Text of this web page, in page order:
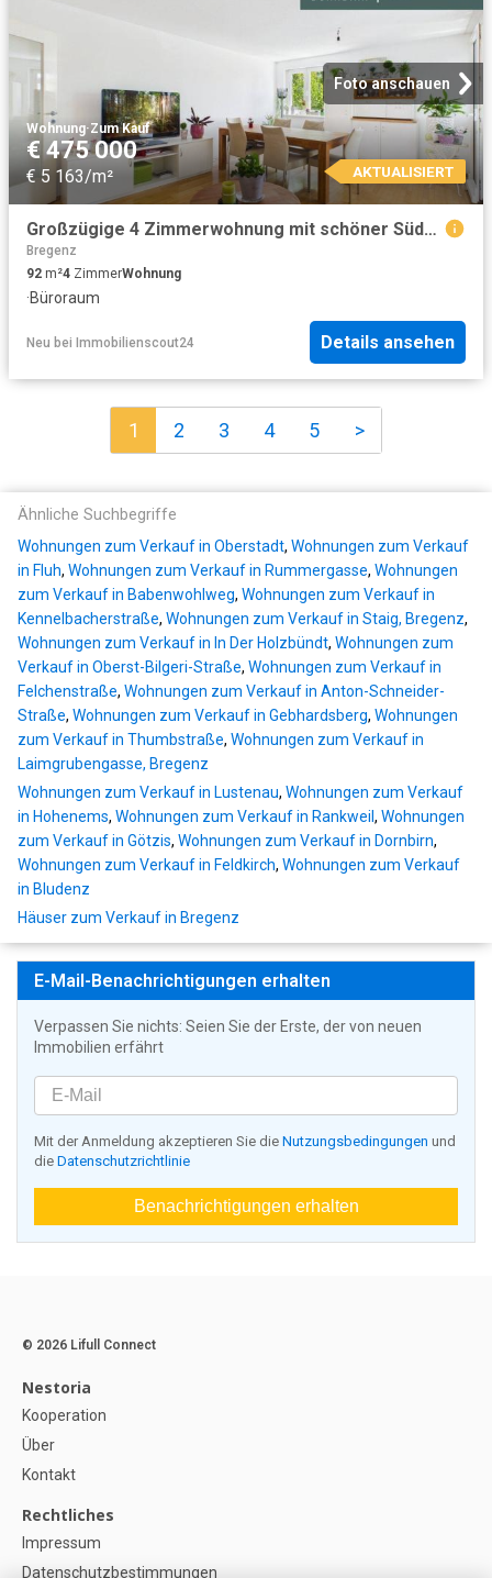
Foto anschauen
Wohnung·Zum Kauf
€ 475 000
€ 5 163/m² AKTUALISIERT
Großzügige 4 Zimmerwohnung mit schöner Südwest Loggia in Bregenz
Bregenz
92 m²4 ZimmerWohnung
·Büroraum
Neu bei Immobilienscout24 Details ansehen
1 2 3 4 5 >
Ähnliche Suchbegriffe
Wohnungen zum Verkauf in Oberstadt, Wohnungen zum Verkauf
in Fluh, Wohnungen zum Verkauf in Rummergasse, Wohnungen
zum Verkauf in Babenwohlweg, Wohnungen zum Verkauf in
Kennelbacherstraße, Wohnungen zum Verkauf in Staig, Bregenz,
Wohnungen zum Verkauf in In Der Holzbündt, Wohnungen zum
Verkauf in Oberst-Bilgeri-Straße, Wohnungen zum Verkauf in
Felchenstraße, Wohnungen zum Verkauf in Anton-Schneider-
Straße, Wohnungen zum Verkauf in Gebhardsberg, Wohnungen
zum Verkauf in Thumbstraße, Wohnungen zum Verkauf in
Laimgrubengasse, Bregenz
Wohnungen zum Verkauf in Lustenau, Wohnungen zum Verkauf
in Hohenems, Wohnungen zum Verkauf in Rankweil , Wohnungen
zum Verkauf in Götzis, Wohnungen zum Verkauf in Dornbirn,
Wohnungen zum Verkauf in Feldkirch, Wohnungen zum Verkauf
in Bludenz
Häuser zum Verkauf in Bregenz
E-Mail-Benachrichtigungen erhalten
Verpassen Sie nichts: Seien Sie der Erste, der von neuen
Immobilien erfährt
Mit der Anmeldung akzeptieren Sie die Nutzungsbedingungen und
die Datenschutzrichtlinie
Benachrichtigungen erhalten
© 2026 Lifull Connect
Nestoria
Kooperation
Über
Kontakt
Rechtliches
Impressum
Datenschutzbestimmungen